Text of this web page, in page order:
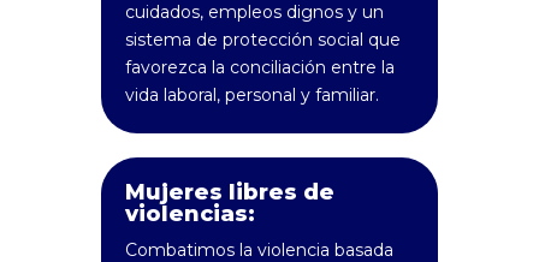
cuidados, empleos dignos y un
sistema de protección social que
favorezca la conciliación entre la
vida laboral, personal y familiar.
Mujeres libres de
violencias:
Combatimos la violencia basada